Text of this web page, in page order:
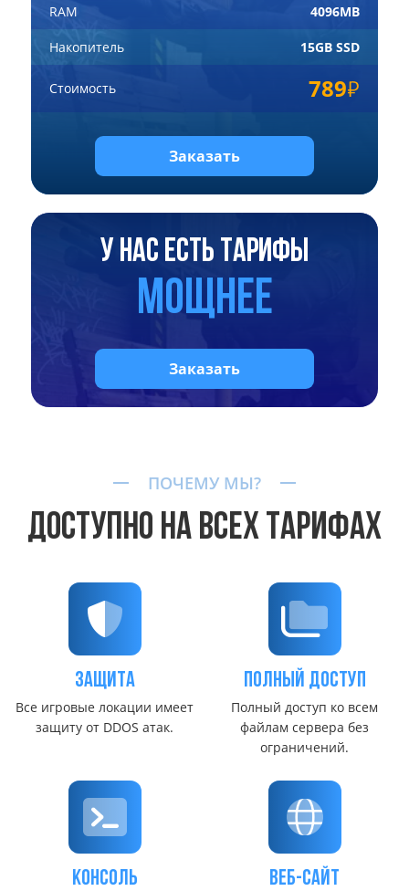
RAM 4096MB
Накопитель 15GB SSD
Стоимость 789
Заказать
У нас есть тарифы
мощнее
Заказать
ПОЧЕМУ МЫ?
ДОСТУПНО НА ВСЕХ ТАРИФАХ
защита
Все игровые локации имеет
защиту от DDOS атак.
Полный доступ
Полный доступ ко всем
файлам сервера без
ограничений.
консоль Веб-сайт